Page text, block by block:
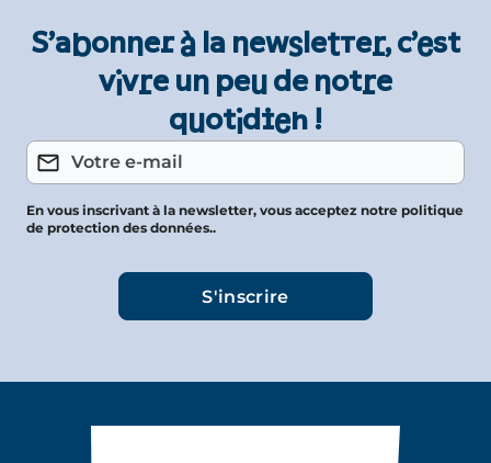
S’abonner à la newsletter, c’est
vivre un peu de notre
quotidien !
En vous inscrivant à la newsletter, vous acceptez notre politique
de protection des données..